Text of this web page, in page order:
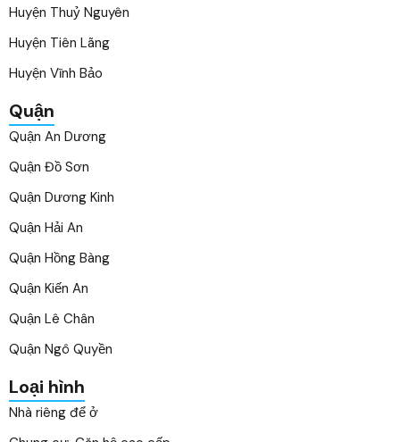
Huyện Thuỷ Nguyên
Huyện Tiên Lãng
Huyện Vĩnh Bảo
Quận
Quận An Dương
Quận Đồ Sơn
Quận Dương Kinh
Quận Hải An
Quận Hồng Bàng
Quận Kiến An
Quận Lê Chân
Quận Ngô Quyền
Loại hình
Nhà riêng để ở